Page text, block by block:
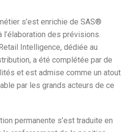
s’est enrichie de SAS®
l’élaboration des prévisions.
Intelligence, dédiée au
a été complétée par de
et est admise comme un atout
par les grands acteurs de ce
permanente s’est traduite en